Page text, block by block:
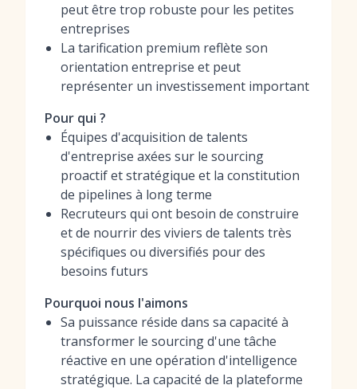
peut être trop robuste pour les petites
entreprises
La tarification premium reflète son
orientation entreprise et peut
représenter un investissement important
Pour qui ?
Équipes d'acquisition de talents
d'entreprise axées sur le sourcing
proactif et stratégique et la constitution
de pipelines à long terme
Recruteurs qui ont besoin de construire
et de nourrir des viviers de talents très
spécifiques ou diversifiés pour des
besoins futurs
Pourquoi nous l'aimons
Sa puissance réside dans sa capacité à
transformer le sourcing d'une tâche
réactive en une opération d'intelligence
stratégique. La capacité de la plateforme